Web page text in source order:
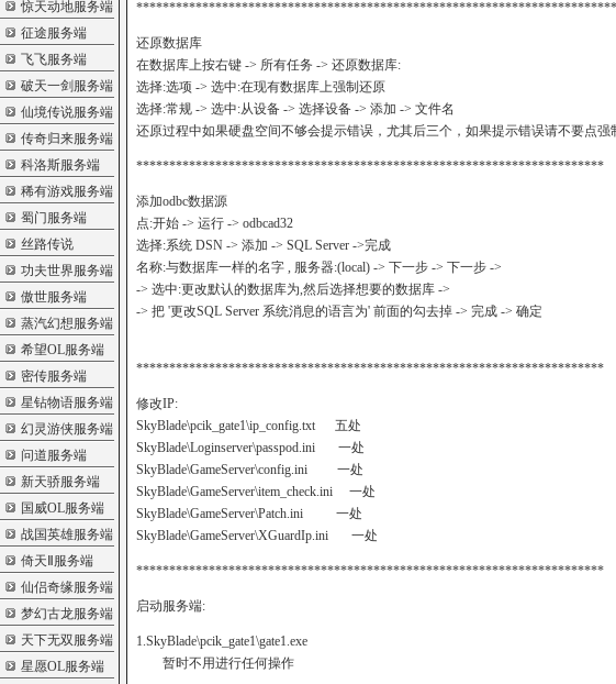
惊天动地服务端
征途服务端
飞飞服务端
破天一剑服务端
仙境传说服务端
传奇归来服务端
科洛斯服务端
稀有游戏服务端
蜀门服务端
丝路传说
功夫世界服务端
傲世服务端
蒸汽幻想服务端
希望OL服务端
密传服务端
星钻物语服务端
幻灵游侠服务端
问道服务端
新天骄服务端
国威OL服务端
战国英雄服务端
倚天Ⅱ服务端
仙侣奇缘服务端
梦幻古龙服务端
天下无双服务端
星愿OL服务端
还原数据库
在数据库上按右键 -> 所有任务 -> 还原数据库:
选择:选项 -> 选中:在现有数据库上强制还原
选择:常规 -> 选中:从设备 -> 选择设备 -> 添加 -> 文件名
还原过程中如果硬盘空间不够会提示错误，尤其后三个，如果提示错误请不要点
***********************************************************************
添加odbc数据源
点:开始 -> 运行 -> odbcad32
选择:系统 DSN -> 添加 -> SQL Server ->完成
名称:与数据库一样的名字 , 服务器:(local) -> 下一步 -> 下一步 ->
-> 选中:更改默认的数据库为,然后选择想要的数据库 ->
-> 把 '更改SQL Server 系统消息的语言为' 前面的勾去掉 -> 完成 -> 确定
***********************************************************************
修改IP:
SkyBlade\pcik_gate1\ip_config.txt 五处
SkyBlade\Loginserver\passpod.ini 一处
SkyBlade\GameServer\config.ini 一处
SkyBlade\GameServer\item_check.ini 一处
SkyBlade\GameServer\Patch.ini 一处
SkyBlade\GameServer\XGuardIp.ini 一处
***********************************************************************
启动服务端:
1.SkyBlade\pcik_gate1\gate1.exe
暂时不用进行任何操作